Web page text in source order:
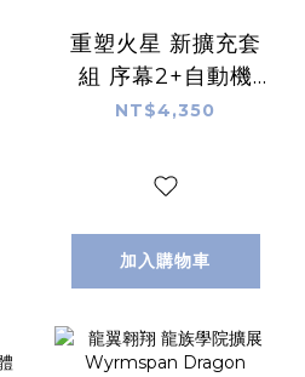
重塑火星 新擴充套
組 序幕2+自動機
+里程碑+烏托邦
版
NT$4,350
加入購物車